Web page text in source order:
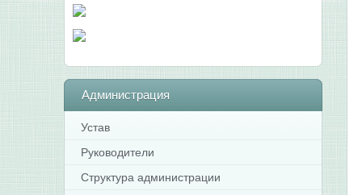
Администрация
Устав
Руководители
Структура администрации